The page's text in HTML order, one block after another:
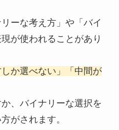
ーな考え方」や「バイ
が使われることがあり
しか選べない」「中間が
、バイナリーな選択を
がされます。